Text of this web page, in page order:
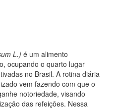
L.) é um alimento
ocupando o quarto lugar
no Brasil. A rotina diária
vem fazendo com que o
notoriedade, visando
das refeições. Nessa